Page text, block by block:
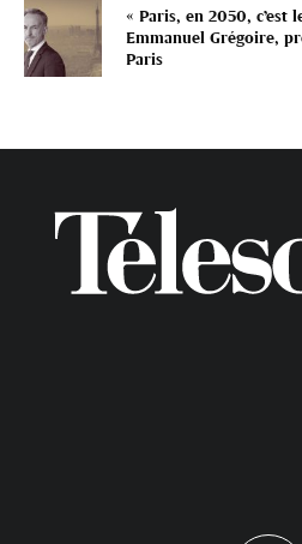
« Paris, en 2050, c’est
Emmanuel Grégoire,
Paris